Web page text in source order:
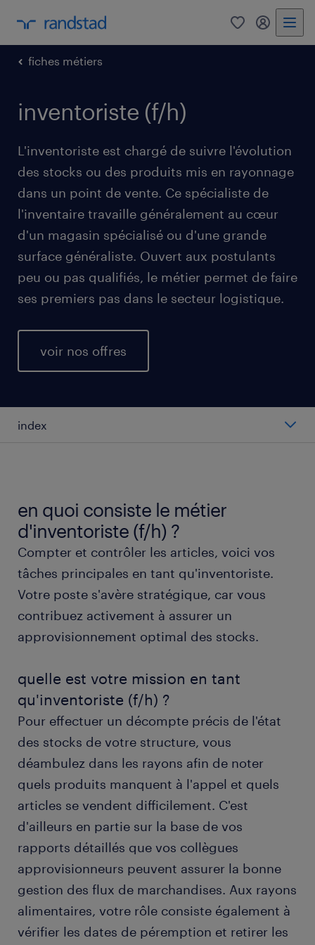
0 mon
fiches métiers
inventoriste (f/h)
L'inventoriste est chargé de suivre l'évolution
des stocks ou des produits mis en rayonnage
dans un point de vente. Ce spécialiste de
l'inventaire travaille généralement au cœur
d'un magasin spécialisé ou d'une grande
surface généraliste. Ouvert aux postulants
peu ou pas qualifiés, le métier permet de faire
ses premiers pas dans le secteur logistique.
voir nos offres
index
types de postes d'inventoriste
travailler en tant qu'inventoriste (f/h)
obtenir un poste d'inventoriste (f/h) avec
randstad
formation et compétences
FAQs
en quoi consiste le métier
d'inventoriste (f/h) ?
Compter et contrôler les articles, voici vos
tâches principales en tant qu'inventoriste.
Votre poste s'avère stratégique, car vous
contribuez activement à assurer un
approvisionnement optimal des stocks.
quelle est votre mission en tant
qu'inventoriste (f/h) ?
Pour effectuer un décompte précis de l'état
des stocks de votre structure, vous
déambulez dans les rayons afin de noter
quels produits manquent à l'appel et quels
articles se vendent difficilement. C'est
d'ailleurs en partie sur la base de vos
rapports détaillés que vos collègues
approvisionneurs peuvent assurer la bonne
gestion des flux de marchandises. Aux rayons
alimentaires, votre rôle consiste également à
vérifier les dates de péremption et retirer les